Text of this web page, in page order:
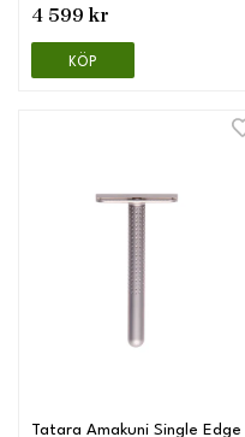
4 599 kr
KÖP
Tatara Amakuni Single Edge